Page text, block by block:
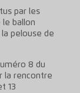
par les
le ballon
pelouse de
8 du
la rencontre
13